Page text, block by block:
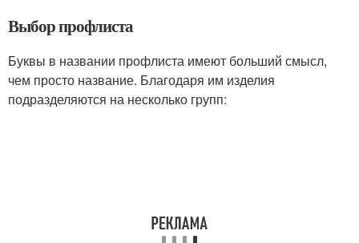
Выбор профлиста
Буквы в названии профлиста имеют больший смысл,
чем просто название. Благодаря им изделия
подразделяются на несколько групп: